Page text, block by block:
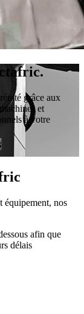
grâce aux
et
à votre
équipement, nos
afin que
délais